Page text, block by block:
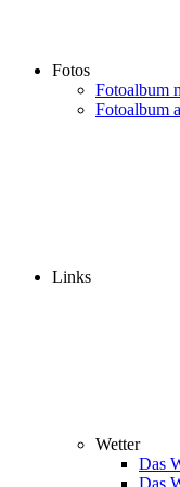
Fotos
Fotoalbum
Fotoalbum
Links
Wetter
Das
Das